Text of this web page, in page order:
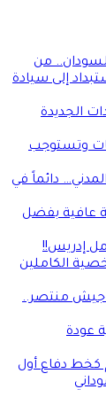
من
إلى سيادة
الجديدة
وتستوجب
دائماً في
عافية بفضل
إدريس!!
الكاملين
جيش منتصر..
عودة
كخط دفاع أول